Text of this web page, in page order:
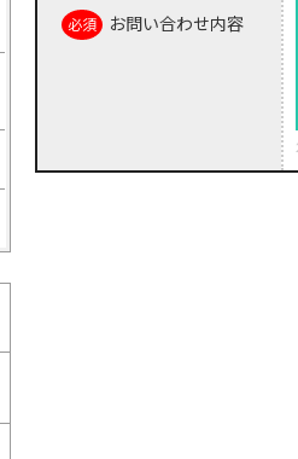
お問い合わせ内容